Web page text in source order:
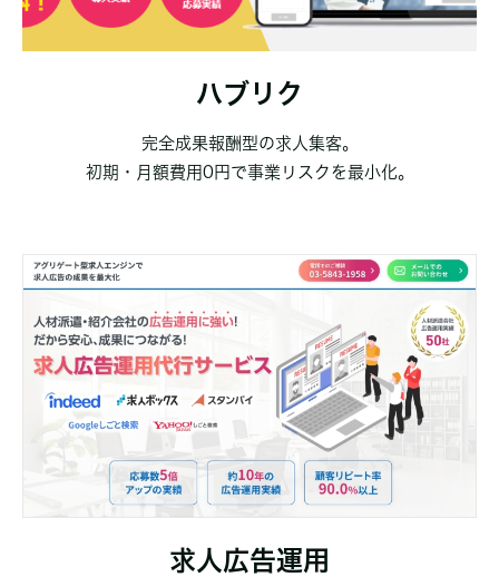
ハブリク
完全成果報酬型の求人集客。
初期・月額費用0円で事業リスクを最小化。
求人広告運用